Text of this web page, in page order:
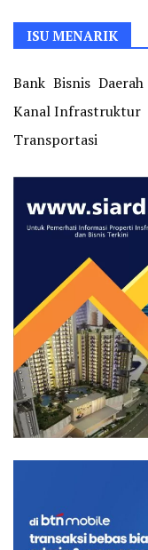
ISU MENARIK
Bank Bisnis Daerah
Kanal Infrastruktur
Transportasi